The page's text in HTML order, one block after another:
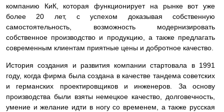
компанию КиК, которая функционирует на рынке вот уже
более 20 лет, с успехом доказывая собственную
самостоятельность, возможность модернизировать
собственное производство и продукцию, а также предлагать
современным клиентам приятные цены и добротное качество.
История создания и развития компании стартовала в 1991
году, когда фирма была создана в качестве тандема советских
и германских проектировщиков и инженеров. За основу
производства были взяты немецкое качество, долговечность,
умение и желание идти в ногу со временем, а также русская